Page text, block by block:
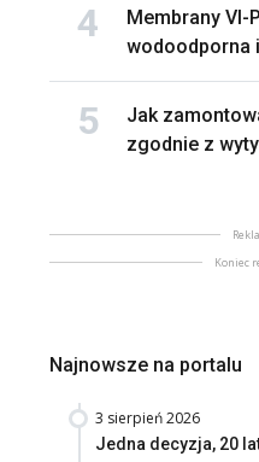
Membrany VI-
wodoodporna
Jak
zgodnie z
Koniec
Najnowsze na portalu
3 sierpień 2026
Jedna decyzja, 20